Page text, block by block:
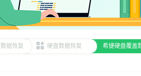
数据恢复 硬盘数据恢复 希捷硬盘覆盖